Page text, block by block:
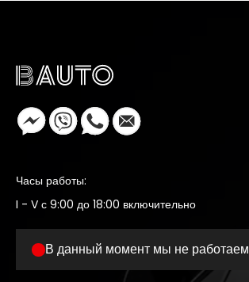
Часы работы:
I - V с 9:00 до 18:00 включительно
В данный момент мы не работаем